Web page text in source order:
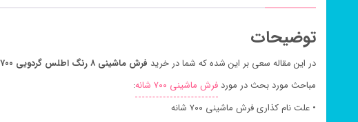
توضیحات
در این مقاله سعی بر این شده که شما در خرید فرش ماشینی ۸ رنگ اطلس گردویی ۷۰۰ شانه
مباحث مورد بحث در موردفرش ماشینی ۷۰۰ شانه
:
• علت نام کذاری فرش ماشینی ۷۰۰ شانه